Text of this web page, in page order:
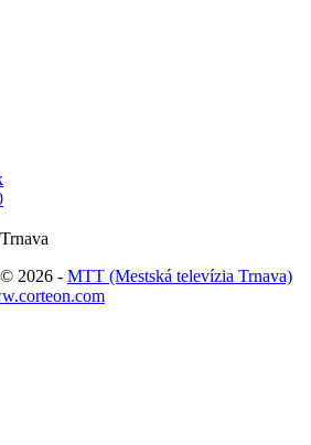
2026 - MTT (Mestská televízia Trnava)